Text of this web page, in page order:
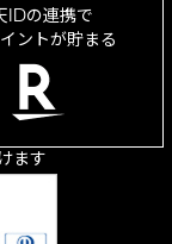
IDの連携で
ントが貯まる
ます